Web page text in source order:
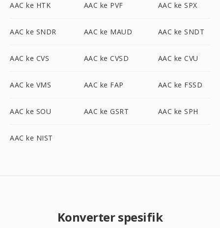
AAC ke HTK AAC ke PVF AAC ke SPX
AAC ke SNDR AAC ke MAUD AAC ke SNDT
AAC ke CVS AAC ke CVSD AAC ke CVU
AAC ke VMS AAC ke FAP AAC ke FSSD
AAC ke SOU AAC ke GSRT AAC ke SPH
AAC ke NIST
Konverter spesifik